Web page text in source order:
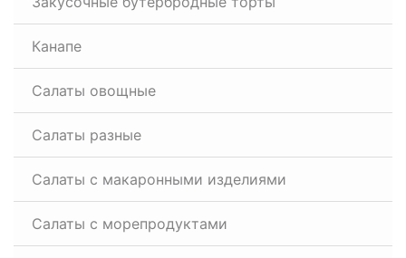
Канапе
Салаты овощные
Салаты разные
Салаты с макаронными изделиями
Салаты с морепродуктами